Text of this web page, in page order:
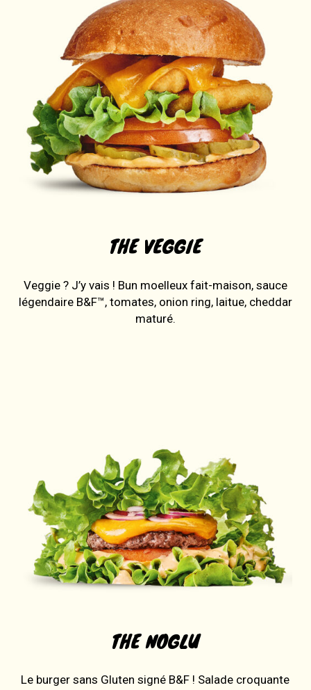
THE VEGGIE
Veggie ? J’y vais ! Bun moelleux fait-maison, sauce
légendaire B&F™, tomates, onion ring, laitue, cheddar
maturé.
THE NOGLU
Le burger sans Gluten signé B&F ! Salade croquante